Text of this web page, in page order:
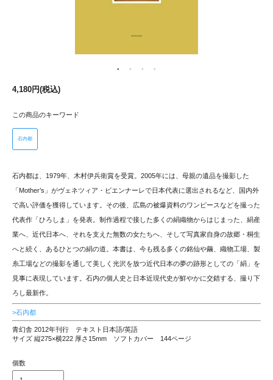
4,180円(税込)
この商品のキーワード
石内都
石内都は、1979年、木村伊兵衛賞を受賞。2005年には、母親の遺品を撮影した
「Mother’s」がヴェネツィア・ビエンナーレで日本代表に選出されるなど、国内外
で高い評価を獲得しています。その後、広島の被爆資料のワンピースなどを撮った
代表作「ひろしま」を発表。制作過程で接した多くの絹織物からはじまった、絹産
業へ、近代日本へ、それを支えた無数の女たちへ、そして写真家自身の故郷・桐生
へと続く、あるひとつの絹の道。本書は、今も残る多くの銘仙や繭、織物工場、製
糸工場などの撮影を通して美しく光沢を放つ近代日本の夢の跡形としての「絹」を
見事に表現しています。石内の個人史と日本近現代史が鮮やかに交錯する、撮り下
ろし最新作。
>石内都
青幻舎 2012年刊行 テキスト日本語/英語
サイズ 縦275×横222 厚さ15mm ソフトカバー 144ページ
個数